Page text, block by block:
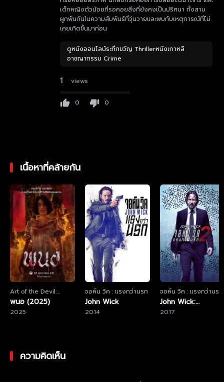
เด็กหญิงตัวน้อยที่รอคอยสิ่งที่ยังคงเป็นปริศนา ทั้งสาม
ผูกพันกันในความสัมพันธ์ที่วุ่นวายและพบกับเหตุการณ์ที่ไม่
เคยเกิดขึ้นมาก่อน
ดูหนังออนไลน์ระทึกขวัญ Thrillerหนังเกาหลี
อาชญากรรม Crime
1 views
0 0
เนื้อหาที่คล้ายกัน
Art of the Devil:
Beginning
พนอ (2025)
2025
จอห์น วิค : แรงกว่านรก
John Wick
2014
จอห์น วิค : แรงกว่านรก
2
John Wick:
Chapter 2
2017
ความคิดเห็น